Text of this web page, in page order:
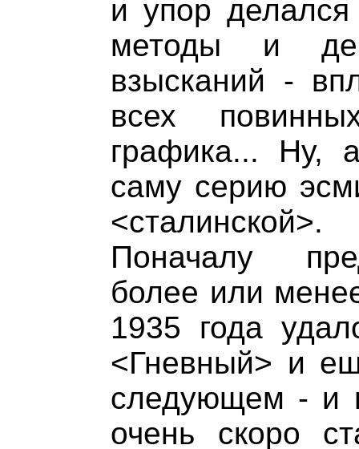
и упор
методы и
взысканий -
всех
графика... Ну,
саму серию
<сталинской>.
Поначалу
более или
1935 года
<Гневный> и
следующем - и
очень скоро